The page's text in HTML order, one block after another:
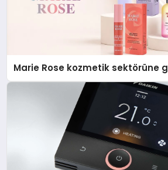
Marie Rose kozmetik sektörüne